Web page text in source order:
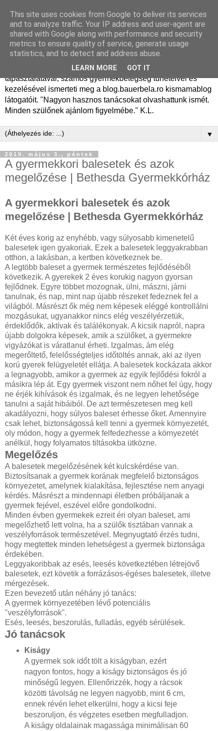
Dr. Bauer Béla Ph.D.
gyermekgyógyász
Dr. Bauer Béla Ph.D. gyermekgyógyász főorvos, 50 éves
tapasztalatával, számos gyermekbetegség tüneteivel és
kezelésével ismerteti meg a blog.bauerbela.ro kismamablog
látogatóit. "Nagyon hasznos tanácsokat olvashattunk ismét.
Minden szülőnek ajánlom figyelmébe." K.L.
▼
2019. május 3., péntek
A gyermekkori balesetek és azok
megelőzése | Bethesda Gyermekkórház
A gyermekkori balesetek és azok
megelőzése | Bethesda Gyermekkórház
Két éves korig az enyhébb, vagy súlyosabb kimenetelű
balesetek igen gyakoriak. Ezek a balesetek leggyakrabban
otthon, a lakásban, a kertben következnek be.
A legtöbb baleset a gyermek természetes fejlődéséből
következik. A gyerekek 2 éves korukig nagyon gyorsan
fejlődnek. Egyre többet mozognak, ülni, mászni, járni
tanulnak, és nap, mint nap újabb részeket fedeznek fel a
világból. Másrészt ők még nem képesek eléggé kontrollálni
mozgásukat, ugyanakkor nincs elég veszélyérzetük,
érdeklődők, aktívak és találékonyak. A kicsik napról, napra
újabb dolgokra képesek, amik a szülőket, a gyermekre
vigyázókat is váratlanul érheti. Izgalmas, ám elég
megerőltető, felelősségteljes időtöltés annak, aki az ilyen
korú gyerek felügyeletét ellátja. A balesetek kockázata akkor
a legnagyobb, amikor a gyermek az egyik fejlődési fokról a
másikra lép át. Egy gyermek viszont nem nőhet fel úgy, hogy
ne érjék kihívások és izgalmak, és ne legyen lehetősége
tanulni a saját hibáiból. De azt természetesen meg kell
akadályozni, hogy súlyos baleset érhesse őket. Amennyire
csak lehet, biztonságossá kell tenni a gyermek környezetét,
oly módon, hogy a gyermek felfedezhesse a környezetét
anélkül, hogy folyamatos tiltásokba ütközne.
Megelőzés
A balesetek megelőzésének két kulcskérdése van.
Biztosítsanak a gyermek korának megfelelő biztonságos
környezetet, amelynek kialakítása, fejlesztése nem anyagi
kérdés. Másrészt a mindennapi életben próbáljanak a
gyermek fejével, eszével előre gondolkodni.
Minden évben gyermekek ezreit éri olyan baleset, ami
megelőzhető lett volna, ha a szülők tisztában vannak a
veszélyforrások természetével. Megnyugtató érzés tudni,
hogy megtettek minden lehetségest a gyermek biztonsága
érdekében.
Leggyakoribbak az esés, leesés következtében létrejövő
balesetek, ezt követik a forrázásos-égéses balesetek, illetve
mérgezések.
Ezen bevezető után néhány jó tanács:
A gyermek környezetében lévő potenciális
"veszélyforrások".
Esés, leesés, beszorulás, fulladás, egyéb sérülések.
Jó tanácsok
Kiságy
A gyermek sok időt tölt a kiságyban, ezért
nagyon fontos, hogy a kiságy biztonságos és jó
minőségű legyen. Ellenőrizzék, hogy a rácsok
közötti távolság ne legyen nagyobb, mint 6 cm,
ennek révén lehet elkerülni, hogy a kicsi feje
beszoruljon, és végzetes esetben megfulladjon.
A kiságy oldalainak magassága minimálisan 60
This site uses cookies from Google to deliver its services
and to analyze traffic. Your IP address and user-agent are
shared with Google along with performance and security
metrics to ensure quality of service, generate usage
statistics, and to detect and address abuse.
LEARN MORE GOT IT